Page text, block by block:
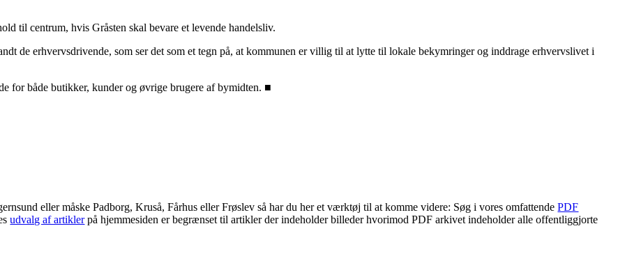
til centrum, hvis Gråsten skal bevare et levende handelsliv.
de erhvervsdrivende, som ser det som et tegn på, at kommunen er villig til at lytte til lokale bekymringer og inddrage erhvervslivet i
for både butikker, kunder og øvrige brugere af bymidten. ■
eller måske Padborg, Kruså, Fårhus eller Frøslev så har du her et værktøj til at komme videre: Søg i vores omfattendePDF
udvalg af artiklerpå hjemmesiden er begrænset til artikler der indeholder billeder hvorimod PDF arkivet indeholder alle offentliggjorte